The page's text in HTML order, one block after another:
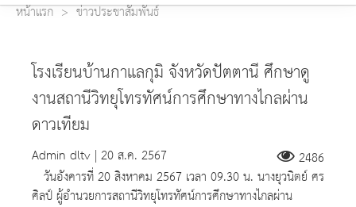
หน้าแรก ข่าวประชาสัมพันธ์
โรงเรียนบ้านกาแลกุมิ จังหวัดปัตตานี ศึกษาดู
งานสถานีวิทยุโทรทัศน์การศึกษาทางไกลผ่าน
ดาวเทียม
Admin dltv | 20 ส.ค. 2567
2486
วันอังคารที่ 20 สิงหาคม 2567 เวลา 09.30 น. นางยุวนิตย์ ศร
ศิลป์ ผู้อำนวยการสถานีวิทยุโทรทัศน์การศึกษาทางไกลผ่าน